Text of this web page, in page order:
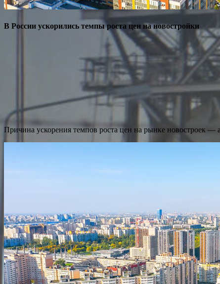
В России ускорились темпы роста цен на новостройки
Причина ускорения темпов роста цен на рынке новостроек